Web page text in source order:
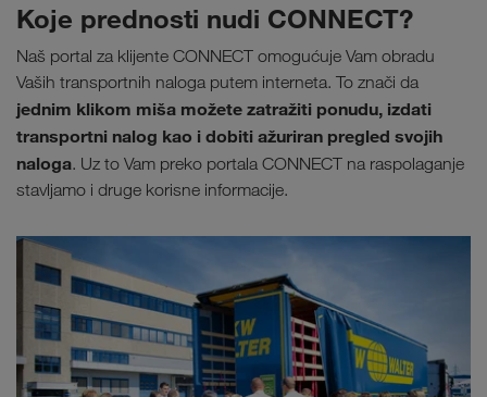
Koje prednosti nudi CONNECT?
Naš portal za klijente CONNECT omogućuje Vam obradu
Vaših transportnih naloga putem interneta. To znači da
jednim klikom miša možete zatražiti ponudu, izdati
transportni nalog kao i dobiti ažuriran pregled svojih
naloga. Uz to Vam preko portala CONNECT na raspolaganje
stavljamo i druge korisne informacije.